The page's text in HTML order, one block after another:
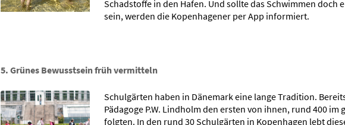
Schadstoffe in den Hafen. Und sollte das Schwimmen doch
sein, werden die Kopenhagener per App informiert.
5. Grünes Bewusstsein früh vermitteln
Schulgärten haben in Dänemark eine lange Tradition.
Pädagoge P.W. Lindholm den ersten von ihnen, rund 400 im
folgten. In den rund 30 Schulgärten in Kopenhagen lebt